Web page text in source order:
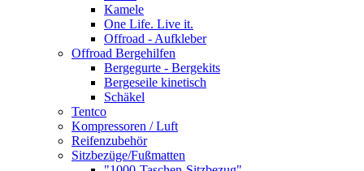
Kamele
One Life. Live it.
Offroad - Aufkleber
Offroad Bergehilfen
Bergegurte - Bergekits
Bergeseile kinetisch
Schäkel
Tentco
Kompressoren / Luft
Reifenzubehör
Sitzbezüge/Fußmatten